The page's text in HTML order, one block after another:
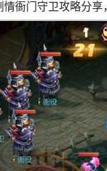
衙门守卫攻略分